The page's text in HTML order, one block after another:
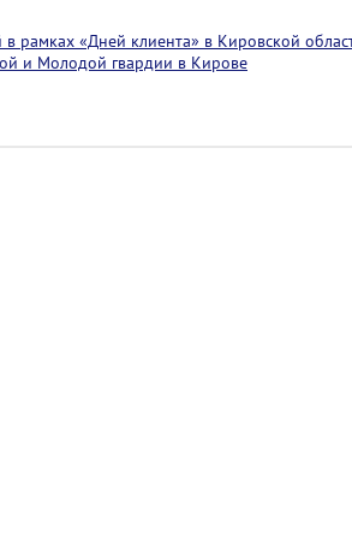
рамках «Дней клиента» в Кировской
и Молодой гвардии в Кирове